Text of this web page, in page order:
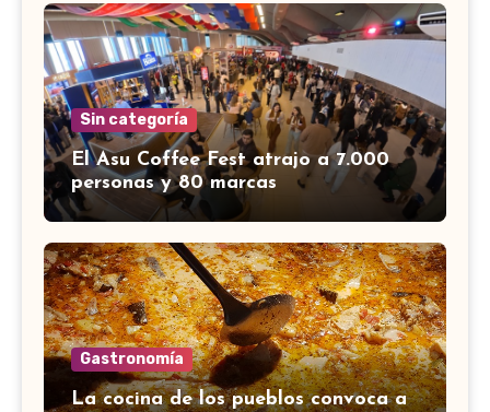
Sin categoría
El Asu Coffee Fest atrajo a 7.000
personas y 80 marcas
Gastronomía
La cocina de los pueblos convoca a